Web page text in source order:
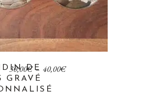
DE
GRAVÉ
30,00€ – 40,00€